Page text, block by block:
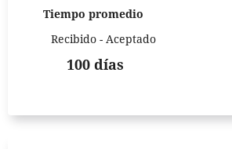
Tiempo promedio
Recibido - Aceptado
100 días